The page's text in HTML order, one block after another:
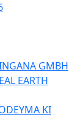
GMBH
EARTH
KI